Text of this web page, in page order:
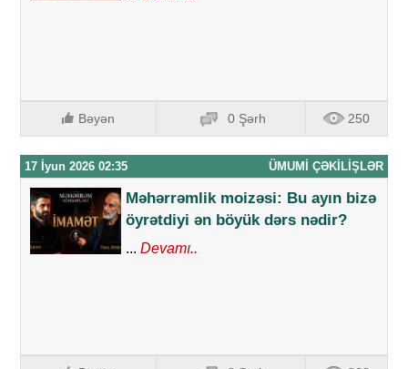
Bəyən 0 Şərh 250
17 İyun 2026 02:35 ÜMUMI ÇƏKILIŞLƏR
Məhərrəmlik moizəsi: Bu ayın bizə
öyrətdiyi ən böyük dərs nədir?
... Devamı..